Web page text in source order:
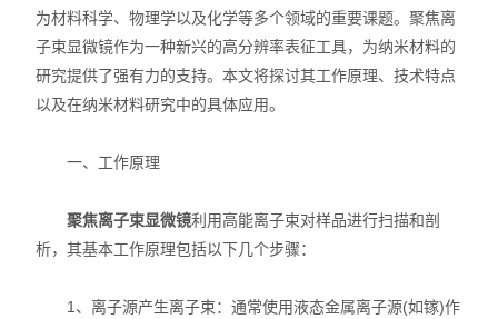
为材料科学、物理学以及化学等多个领域的重要课题。聚焦离
子束显微镜作为一种新兴的高分辨率表征工具，为纳米材料的
研究提供了强有力的支持。本文将探讨其工作原理、技术特点
以及在纳米材料研究中的具体应用。
一、工作原理
聚焦离子束显微镜利用高能离子束对样品进行扫描和剖
析，其基本工作原理包括以下几个步骤：
1、离子源产生离子束：通常使用液态金属离子源(如镓)作